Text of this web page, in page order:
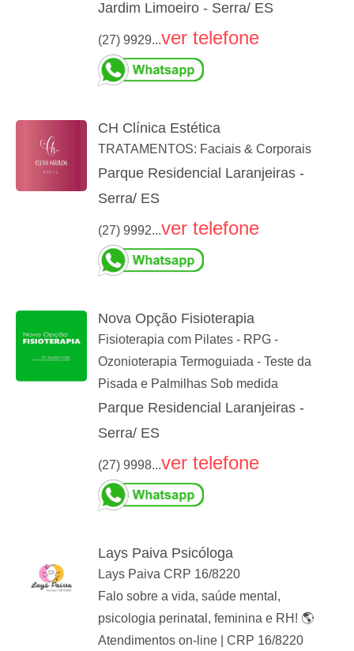
Jardim Limoeiro - Serra/ ES
(27) 9929...ver telefone
CH Clínica Estética
TRATAMENTOS: Faciais & Corporais
Parque Residencial Laranjeiras -
Serra/ ES
(27) 9992...ver telefone
Nova Opção Fisioterapia
Fisioterapia com Pilates - RPG -
Ozonioterapia Termoguiada - Teste da
Pisada e Palmilhas Sob medida
Parque Residencial Laranjeiras -
Serra/ ES
(27) 9998...ver telefone
Lays Paiva Psicóloga
Lays Paiva CRP 16/8220
Falo sobre a vida, saúde mental,
psicologia perinatal, feminina e RH! 🌎
Atendimentos on-line | CRP 16/8220